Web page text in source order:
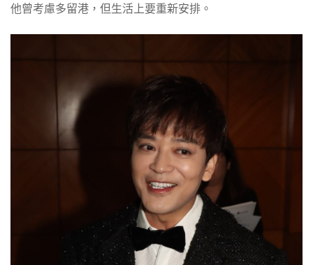
他曾考慮多留港，但生活上要重新安排。